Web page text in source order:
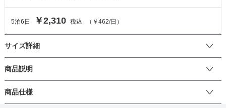
5泊6 日 ￥2,310 税込 （ ￥462/日）
サイズ詳細
レディスシューズのサイズ
サイズ (cm)
商品説明
クシュクシュとしたサテン生地のハイヒールパンプス。高めのピン
ヒールで美脚効果抜群◎大人女子に必須な上品さを演出してくれま
商品仕様